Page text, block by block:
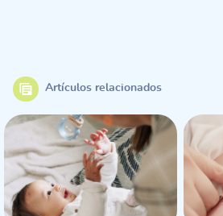
Artículos relacionados